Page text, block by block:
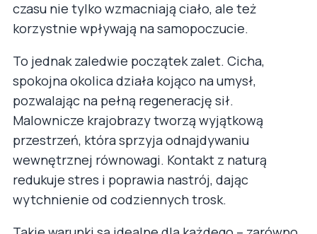
czasu nie tylko wzmacniają ciało, ale też
korzystnie wpływają na samopoczucie.
To jednak zaledwie początek zalet. Cicha,
spokojna okolica działa kojąco na umysł,
pozwalając na pełną regenerację sił.
Malownicze krajobrazy tworzą wyjątkową
przestrzeń, która sprzyja odnajdywaniu
wewnętrznej równowagi. Kontakt z naturą
redukuje stres i poprawia nastrój, dając
wytchnienie od codziennych trosk.